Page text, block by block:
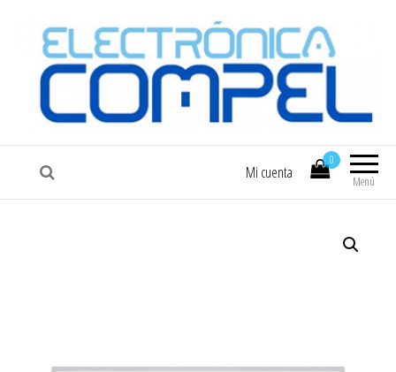
COMPEL Electrónica COMPEL
Menú
0
Mi cuenta